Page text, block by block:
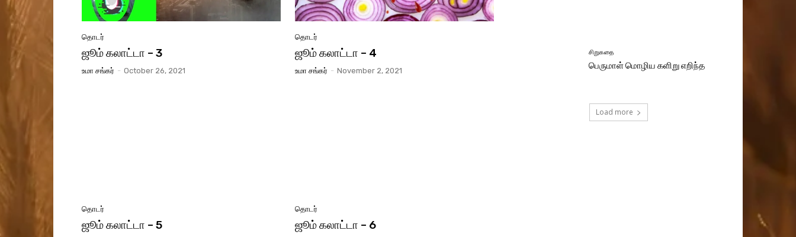
தொடர்
ஜூம் கலாட்டா – 3
உமா சங்கர் - October 26, 2021
தொடர்
ஜூம் கலாட்டா – 4
உமா சங்கர் - November 2, 2021
தொடர்
ஜூம் கலாட்டா – 5
தொடர்
ஜூம் கலாட்டா – 6
சிறுகதை
பெருமாள் மொழிய களிறு எறிந்த
Load more